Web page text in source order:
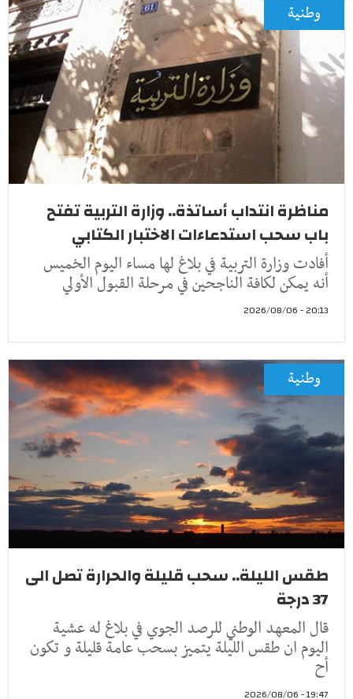
وطنية
مناظرة انتداب أساتذة.. وزارة التربية تفتح
باب سحب استدعاءات الاختبار الكتابي
أفادت وزارة التربية في بلاغ لها مساء اليوم الخميس
أنه يمكن لكافة الناجحين في مرحلة القبول الأولي
20:13 - 2026/08/06
وطنية
طقس الليلة.. سحب قليلة والحرارة تصل الى
37 درجة
قال المعهد الوطني للرصد الجوي في بلاغ له عشية
اليوم ان طقس الليلة يتميز بسحب عامة قليلة و تكون
أح
19:47 - 2026/08/06